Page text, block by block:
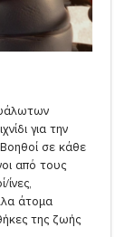
για την
σε κάθε
από τους
ίνες,
άτομα
της ζωής